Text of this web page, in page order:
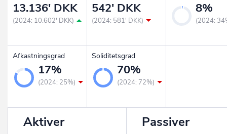
13.136' DKK
(2024: 10.602' DKK)
542' DKK
(2024: 581' DKK)
8%
(2024:
Afkastningsgrad
17%
(2024: 25%)
Soliditetsgrad
70%
(2024: 72%)
Aktiver Passiver